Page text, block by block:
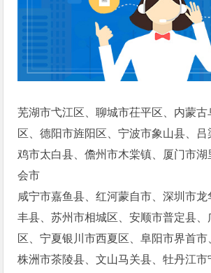
芜湖市弋江区、聊城市茌平区、内蒙古
区、德阳市旌阳区、宁波市象山县、
鸡市太白县、儋州市木棠镇、厦门市湖
会市
咸宁市嘉鱼县、红河蒙自市、深圳市
丰县、苏州市相城区、安顺市普定县、
区、宁夏银川市西夏区、阜阳市界首
株洲市茶陵县、文山马关县、牡丹江